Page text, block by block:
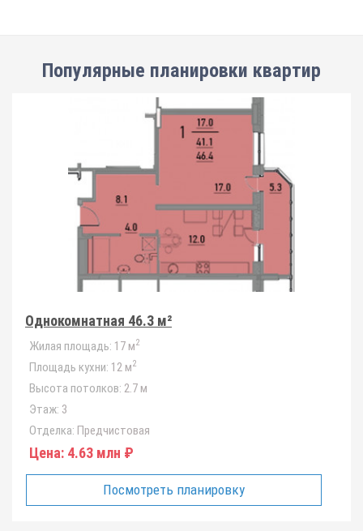
Популярные планировки квартир
Однокомнатная 46.3 м²
Жилая площадь: 17 м2
Площадь кухни: 12 м2
Высота потолков: 2.7 м
Этаж: 3
Отделка: Предчистовая
Цена: 4.63 млн ₽
Посмотреть планировку